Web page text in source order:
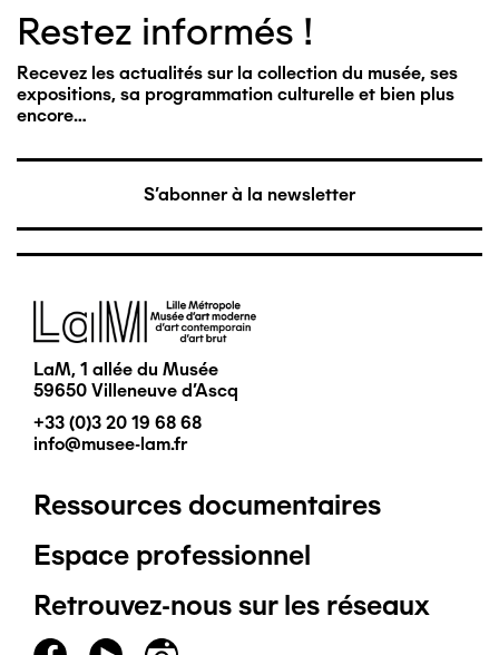
Restez informés !
Recevez les actualités sur la collection du musée, ses
expositions, sa programmation culturelle et bien plus
encore…
S'abonner à la newsletter
Image
LaM, 1 allée du Musée
59650 Villeneuve d'Ascq
+33 (0)3 20 19 68 68
info@musee-lam.fr
Pied
de
page
Ressources documentaires
Espace professionnel
Retrouvez-nous sur les réseaux